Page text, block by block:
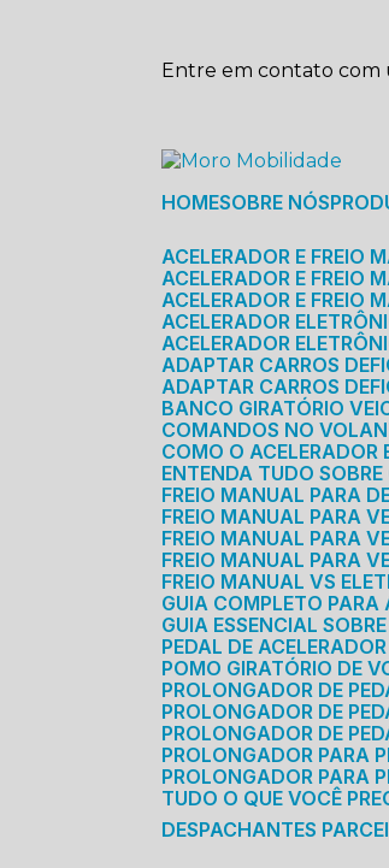
Entre em contato com
HOME SOBRE NÓS
ACELERADOR E
ACELERADOR E FREIO
ACELERADOR E FREIO
ACELERADOR
ACELERADOR
ADAPTAR CARROS
ADAPTAR CARROS
BANCO GIRATÓRIO
COMANDOS NO
COMO O
ENTENDA TUDO
FREIO MANUAL PARA
FREIO MANUAL PARA
FREIO MANUAL PARA
FREIO MANUAL PARA
FREIO MANUAL VS
GUIA COMPLETO
GUIA ESSENCIAL
PEDAL DE
POMO GIRATÓRIO DE
PROLONGADOR DE
PROLONGADOR DE
PROLONGADOR DE
PROLONGADOR PARA
PROLONGADOR PARA
TUDO O QUE VOCÊ
DESPACHANTES